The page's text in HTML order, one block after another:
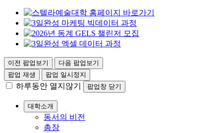
이전 팝업보기
다음 팝업보기
팝업 재생
팝업 일시정지
하루동안 열지않기 팝업창 닫기
대학소개
동서의 비전
총장